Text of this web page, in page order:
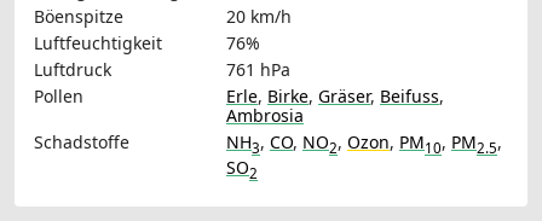
Böenspitze
20 km/h
Luftfeuchtigkeit
76%
Luftdruck
761 hPa
Pollen
Erle, Birke, Gräser, Beifuss,
Ambrosia
Schadstoffe
NH3, CO, NO2, Ozon, PM10, PM2.5,
SO2